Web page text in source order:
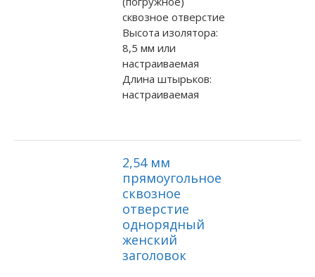
сквозное отверстие
Высота изолятора:
8,5 мм или
настраиваемая
Длина штырьков:
настраиваемая
2,54 мм
прямоугольное
сквозное
отверстие
однорядный
женский
заголовок